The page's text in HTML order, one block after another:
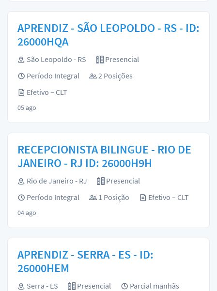
APRENDIZ - SÃO LEOPOLDO - RS - ID:
26000HQA
São Leopoldo - RS
Presencial
Período Integral
2 Posições
Efetivo – CLT
05 ago
RECEPCIONISTA BILINGUE - RIO DE
JANEIRO - RJ ID: 26000H9H
Rio de Janeiro - RJ
Presencial
Período Integral
1 Posição Efetivo – CLT
04 ago
APRENDIZ - SERRA - ES - ID:
26000HEM
Serra - ES Presencial
Parcial manhãs